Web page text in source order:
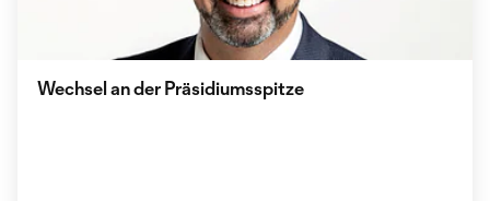
Wechsel an der Präsidiumsspitze